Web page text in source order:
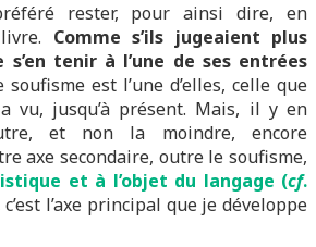
rester, pour ainsi dire, en
Comme s’ils jugeaient plus
tenir à l’une de ses entrées
soufisme est l’une d’elles, celle que
vu, jusqu’à présent. Mais, il y en
et non la moindre, encore
axe secondaire, outre le soufisme,
et à l’objet du langage (cf.
l’axe principal que je développe